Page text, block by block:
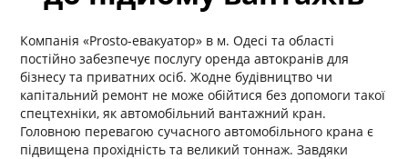
Компанія «Prosto-евакуатор» в м. Одесі та області
постійно забезпечує послугу оренда автокранів для
бізнесу та приватних осіб. Жодне будівництво чи
капітальний ремонт не може обійтися без допомоги такої
спецтехніки, як автомобільний вантажний кран.
Головною перевагою сучасного автомобільного крана є
підвищена прохідність та великий тоннаж. Завдяки